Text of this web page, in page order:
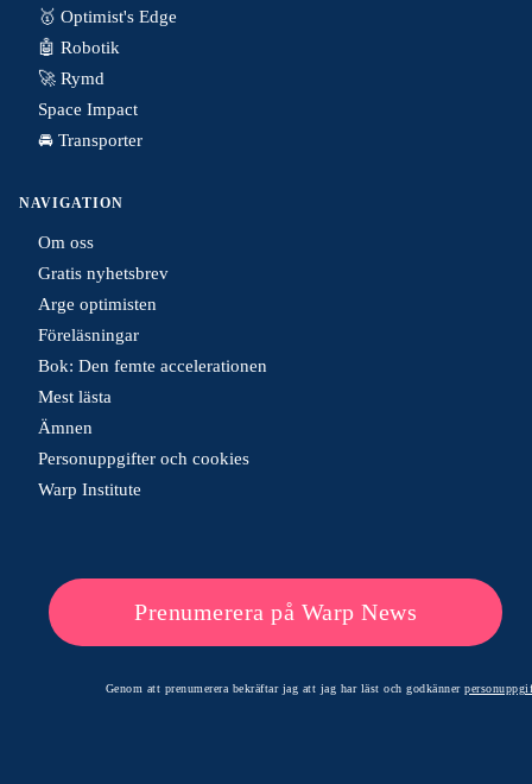
🥇 Optimist's Edge
🤖 Robotik
🚀 Rymd
Space Impact
🚘 Transporter
NAVIGATION
Om oss
Gratis nyhetsbrev
Arge optimisten
Föreläsningar
Bok: Den femte accelerationen
Mest lästa
Ämnen
Personuppgifter och cookies
Warp Institute
Prenumerera på Warp News
Genom att prenumerera bekräftar jag att jag har läst och godkänner